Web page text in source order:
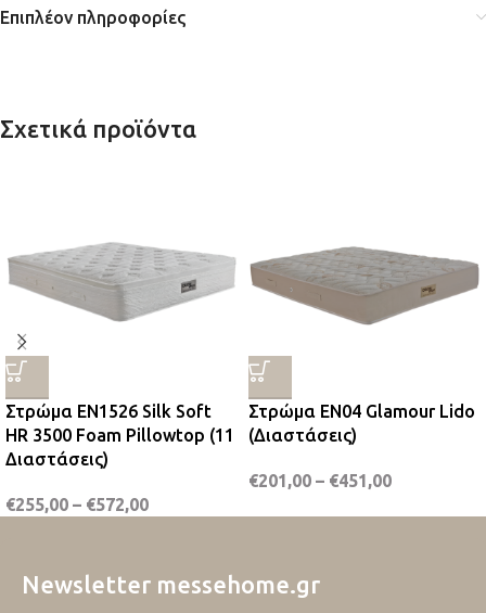
Επιπλέον πληροφορίες
Σχετικά προϊόντα
Στρώμα EN1526 Silk Soft
HR 3500 Foam Pillowtop (11
Διαστάσεις)
€255,00 – €572,00
Στρώμα EN04 Glamour Lido
(Διαστάσεις)
€201,00 – €451,00
Newsletter messehome.gr